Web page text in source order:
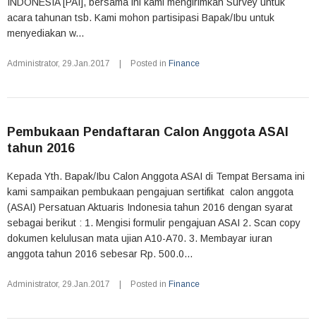
acara tahunan tsb. Kami mohon partisipasi Bapak/Ibu untuk
menyediakan w...
Administrator, 29.Jan.2017 Posted in Finance
Pembukaan Pendaftaran Calon Anggota ASAI
tahun 2016
Kepada Yth. Bapak/Ibu Calon Anggota ASAI di Tempat Bersama ini
kami sampaikan pembukaan pengajuan sertifikat calon anggota
(ASAI) Persatuan Aktuaris Indonesia tahun 2016 dengan syarat
sebagai berikut : 1. Mengisi formulir pengajuan ASAI 2. Scan copy
dokumen kelulusan mata ujian A10-A70. 3. Membayar iuran
anggota tahun 2016 sebesar Rp. 500.0...
Administrator, 29.Jan.2017 Posted in Finance